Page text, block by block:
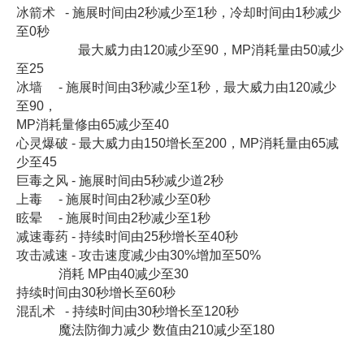
冰箭术 - 施展时间由2秒减少至1秒，冷却时间由1秒减少
至0秒
最大威力由120减少至90，MP消耗量由50减少
至25
冰墙 - 施展时间由3秒减少至1秒，最大威力由120减少
至90，
MP消耗量修由65减少至40
心灵爆破 - 最大威力由150增长至200，MP消耗量由65减
少至45
巨毒之风 - 施展时间由5秒减少道2秒
上毒 - 施展时间由2秒减少至0秒
眩晕 - 施展时间由2秒减少至1秒
减速毒药 - 持续时间由25秒增长至40秒
攻击减速 - 攻击速度减少由30%增加至50%
消耗 MP由40减少至30
持续时间由30秒增长至60秒
混乱术 - 持续时间由30秒增长至120秒
魔法防御力减少 数值由210减少至180